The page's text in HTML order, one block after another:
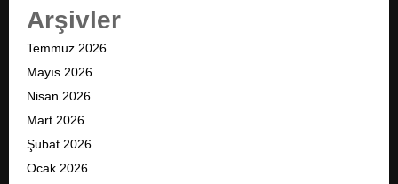
Arşivler
Temmuz 2026
Mayıs 2026
Nisan 2026
Mart 2026
Şubat 2026
Ocak 2026